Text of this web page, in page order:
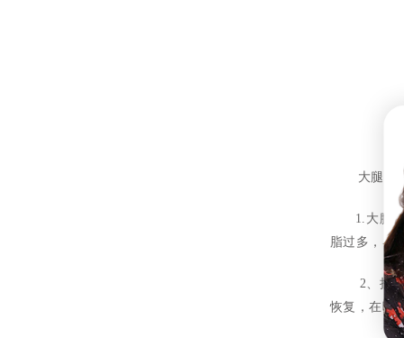
大腿抽脂
1.大腿
脂过多，导
2、抽脂后
恢复，在吸